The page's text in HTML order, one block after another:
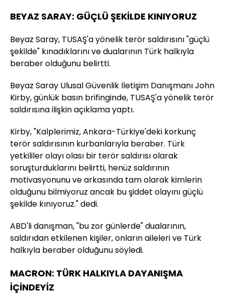
BEYAZ SARAY: GÜÇLÜ ŞEKİLDE KINIYORUZ
Beyaz Saray, TUSAŞ'a yönelik terör saldırısını "güçlü
şekilde" kınadıklarını ve dualarının Türk halkıyla
beraber olduğunu belirtti.
Beyaz Saray Ulusal Güvenlik İletişim Danışmanı John
Kirby, günlük basın brifinginde, TUSAŞ'a yönelik terör
saldırısına ilişkin açıklama yaptı.
Kirby, "Kalplerimiz, Ankara-Türkiye'deki korkunç
terör saldırısının kurbanlarıyla beraber. Türk
yetkililer olayı olası bir terör saldırısı olarak
soruşturduklarını belirtti, henüz saldırının
motivasyonunu ve arkasında tam olarak kimlerin
olduğunu bilmiyoruz ancak bu şiddet olayını güçlü
şekilde kınıyoruz." dedi.
ABD'li danışman, "bu zor günlerde" dualarının,
saldırıdan etkilenen kişiler, onların aileleri ve Türk
halkıyla beraber olduğunu söyledi.
MACRON: TÜRK HALKIYLA DAYANIŞMA
İÇİNDEYİZ